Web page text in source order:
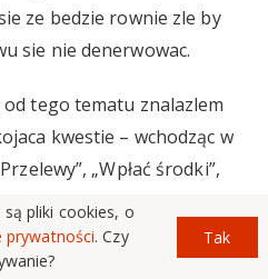
ze bedzie rownie zle by
sie nie denerwowac.
tego tematu znalazlem
kwestie – wchodząc w
„Wpłać środki”,
następnie na dole
„Twoje pieniądze są
na zbiorczym rachunku
są pliki cookies, o
prywatności. Czy
Tak